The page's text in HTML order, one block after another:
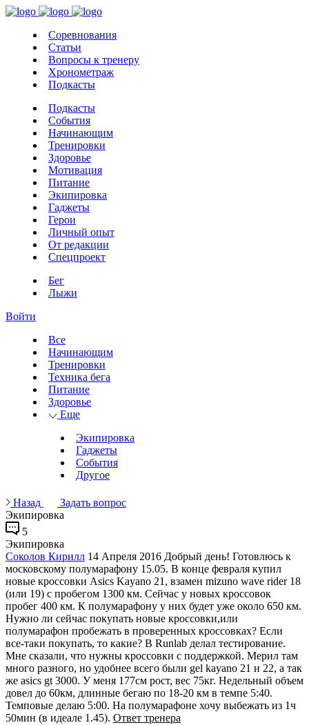
Соревнования
Статьи
Вопросы к тренеру
Хронометраж
Подкасты
Подкасты
События
Начинающим
Тренировки
Здоровье
Мотивация
Питание
Экипировка
Гаджеты
Герои
Личный опыт
От редакции
Спецпроект
Бег
Лыжи
Войти
Все
Начинающим
Тренировки
Техника бега
Питание
Здоровье
Еще
Экипировка
Гаджеты
События
Другое
Назад
Задать вопрос
Экипировка
5
Экипировка
Соколов Кирилл 14 Апреля 2016 Добрый день! Готовлюсь к
московскому полумарафону 15.05. В конце февраля купил
новые кроссовки Asics Kayano 21, взамен mizuno wave rider 18
(или 19) с пробегом 1300 км. Сейчас у новых кроссовок
пробег 400 км. К полумарафону у них будет уже около 650 км.
Нужно ли сейчас покупать новые кроссовки,или
полумарафон пробежать в проверенных кроссовках? Если
все-таки покупать, то какие? В Runlab делал тестирование.
Мне сказали, что нужны кроссовки с поддержкой. Мерил там
много разного, но удобнее всего были gel kayano 21 и 22, а так
же asics gt 3000. У меня 177см рост, вес 75кг. Недельный объем
довел до 60км, длинные бегаю по 18-20 км в темпе 5:40.
Темповые делаю 5:00. На полумарафоне хочу выбежать из 1ч
50мин (в идеале 1.45). Ответ тренера